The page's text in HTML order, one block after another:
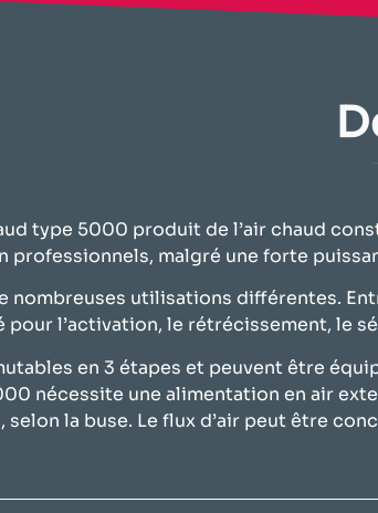
type 5000 produit de l’air chaud
malgré une forte
nombreuses utilisations différentes.
pour l’activation, le rétrécissement, le
en 3 étapes et peuvent être
nécessite une alimentation en air
la buse. Le flux d’air peut être